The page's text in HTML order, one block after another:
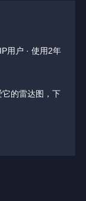
用户 · 使用2年
的雷达图，下